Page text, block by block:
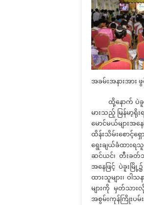
အခမ်းအနားအား
ထို့နောက် ပဲခူးတို
မားသည့် မြန်မာ့
မောင်မယ်မျာ
ထိန်းသိမ်းစောင့်ရှ
ရွေးချယ်ခံထားရ
ဆင်ယင်၊ တီးခတ်သီ
အနေဖြင့် ပဲခူးမြို့
ထားသူများ၊ ဝ
များကို မှတ်သား
အစွမ်းကုန်ကြိုးပမ်